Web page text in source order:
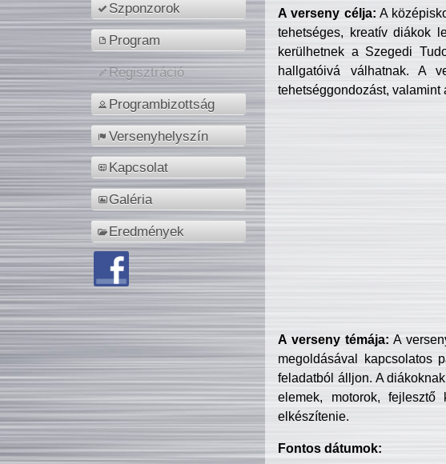
Szponzorok
Program
Regisztráció
Programbizottság
Versenyhelyszín
Kapcsolat
Galéria
Eredmények
A verseny célja: A
tehetséges, kreatív diákok
kerülhetnek a Szegedi
hallgatóivá válhatnak. A
tehetséggondozást, valamint
A verseny témája: A
megoldásával kapcsolatos
feladatból álljon. A
elemek, motorok, fejlesztő
elkészítenie.
Fontos dátumok: